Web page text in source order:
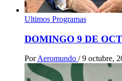
Ultimos Programas
DOMINGO 9 DE
Por Aeromundo / 9 octubre,